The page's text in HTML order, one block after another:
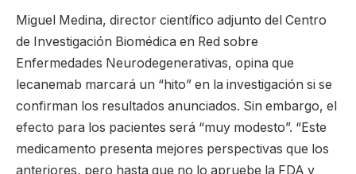
Miguel Medina, director científico adjunto del Centro
de Investigación Biomédica en Red sobre
Enfermedades Neurodegenerativas, opina que
lecanemab marcará un “hito” en la investigación si se
confirman los resultados anunciados. Sin embargo, el
efecto para los pacientes será “muy modesto”. “Este
medicamento presenta mejores perspectivas que los
anteriores, pero hasta que no lo apruebe la FDA y